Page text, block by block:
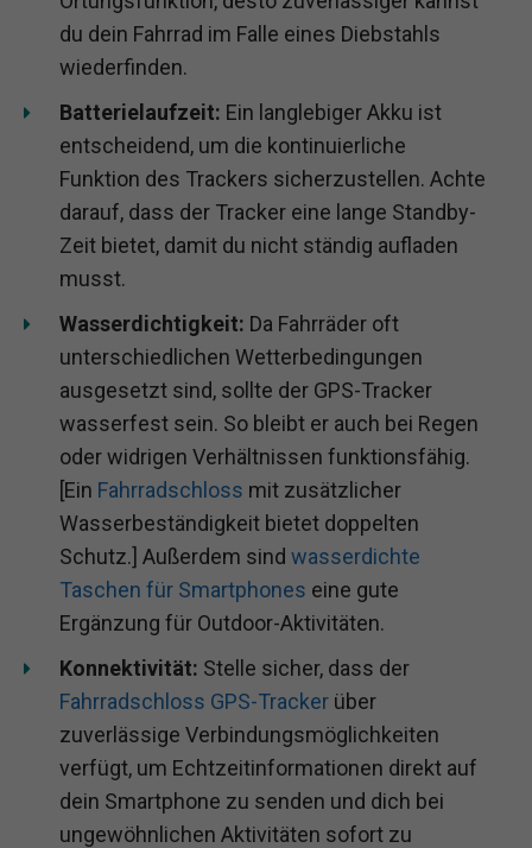
du dein Fahrrad im Falle eines Diebstahls
wiederfinden.
Batterielaufzeit: Ein langlebiger Akku ist
entscheidend, um die kontinuierliche
Funktion des Trackers sicherzustellen. Achte
darauf, dass der Tracker eine lange Standby-
Zeit bietet, damit du nicht ständig aufladen
musst.
Wasserdichtigkeit: Da Fahrräder oft
unterschiedlichen Wetterbedingungen
ausgesetzt sind, sollte der GPS-Tracker
wasserfest sein. So bleibt er auch bei Regen
oder widrigen Verhältnissen funktionsfähig.
[Ein Fahrradschloss mit zusätzlicher
Wasserbeständigkeit bietet doppelten
Schutz.] Außerdem sind wasserdichte
Taschen für Smartphones eine gute
Ergänzung für Outdoor-Aktivitäten.
Konnektivität: Stelle sicher, dass der
Fahrradschloss GPS-Tracker über
zuverlässige Verbindungsmöglichkeiten
verfügt, um Echtzeitinformationen direkt auf
dein Smartphone zu senden und dich bei
ungewöhnlichen Aktivitäten sofort zu